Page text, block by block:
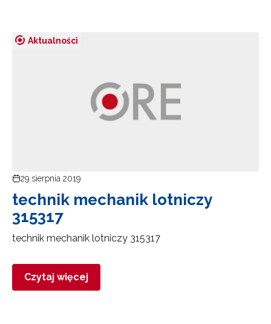
Aktualności
29 sierpnia 2019
technik mechanik lotniczy
315317
technik mechanik lotniczy 315317
Czytaj więcej